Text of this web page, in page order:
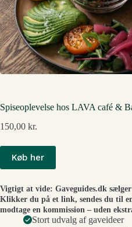
Spiseoplevelse hos LAVA café &
150,00 kr.
Køb her
Vigtigt at vide: Gaveguides.dk
Klikker du på et link, sendes du til
modtage en kommission – uden
Stort udvalg af gaveideer